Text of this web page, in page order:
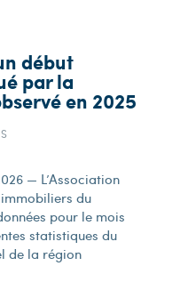
début
par la
en 2025
— L’Association
du
pour le mois
statistiques du
de la région